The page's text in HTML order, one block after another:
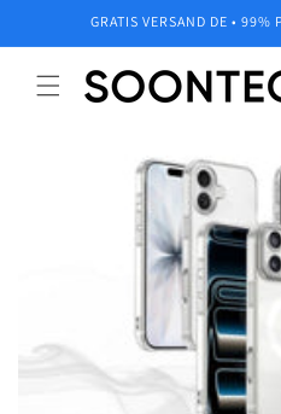
Inhalt
GRATIS VERSAND DE • 99%